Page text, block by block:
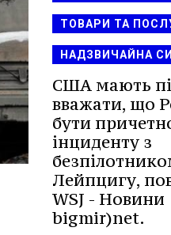
ТОВАРИ ТА
НАДЗВИЧАЙНА
США мають
вважати, що
бути
інциденту з
Лейпцигу,
WSJ - Новини
bigmir)net.